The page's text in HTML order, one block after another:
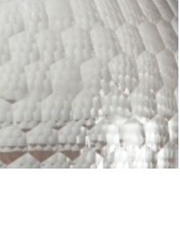
silver plated,